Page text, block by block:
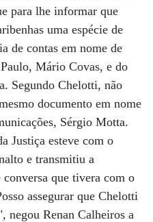
para lhe informar que
uma espécie de
de contas em nome de
Mário Covas, e do
Segundo Chelotti, não
documento em nome
Sérgio Motta.
Justiça esteve com o
e transmitiu a
que tivera com o
assegurar que Chelotti
negou Renan Calheiros a